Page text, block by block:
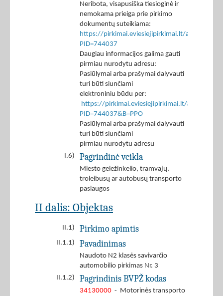
Neribota, visapusiška tiesioginė ir
nemokama prieiga prie pirkimo
dokumentų suteikiama:
https://pirkimai.eviesiejipirkimai.lt/app/rfq/
PID=744037
Daugiau informacijos galima gauti
pirmiau nurodytu adresu:
Pasiūlymai arba prašymai dalyvauti
turi būti siunčiami
elektroniniu būdu per:
https://pirkimai.eviesiejipirkimai.lt/app/rfq/
PID=744037&B=PPO
Pasiūlymai arba prašymai dalyvauti
turi būti siunčiami
pirmiau nurodytu adresu
I.6)
Pagrindinė veikla
Miesto geležinkelio, tramvajų,
troleibusų ar autobusų transporto
paslaugos
II dalis: Objektas
II.1) Pirkimo apimtis
II.1.1) Pavadinimas
Naudoto N2 klasės savivarčio
automobilio pirkimas Nr. 3
II.1.2)
Pagrindinis BVPŽ kodas
34130000 - Motorinės transporto